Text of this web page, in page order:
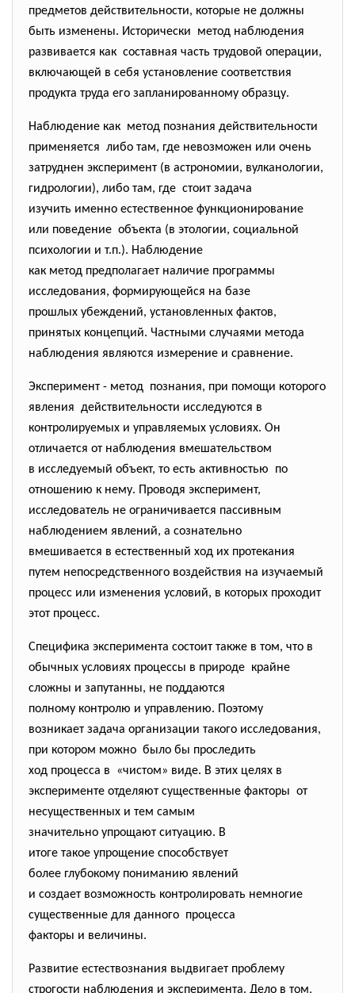
предметов действительности, которые не должны
быть изменены. Исторически метод наблюдения
развивается как составная часть трудовой операции,
включающей в себя установление соответствия
продукта труда его запланированному образцу.
Наблюдение как метод познания действительности
применяется либо там, где невозможен или очень
затруднен эксперимент (в астрономии, вулканологии,
гидрологии), либо там, где стоит задача
изучить именно естественное функционирование
или поведение объекта (в этологии, социальной
психологии и т.п.). Наблюдение
как метод предполагает наличие программы
исследования, формирующейся на базе
прошлых убеждений, установленных фактов,
принятых концепций. Частными случаями метода
наблюдения являются измерение и сравнение.
Эксперимент - метод познания, при помощи которого
явления действительности исследуются в
контролируемых и управляемых условиях. Он
отличается от наблюдения вмешательством
в исследуемый объект, то есть активностью по
отношению к нему. Проводя эксперимент,
исследователь не ограничивается пассивным
наблюдением явлений, а сознательно
вмешивается в естественный ход их протекания
путем непосредственного воздействия на изучаемый
процесс или изменения условий, в которых проходит
этот процесс.
Специфика эксперимента состоит также в том, что в
обычных условиях процессы в природе крайне
сложны и запутанны, не поддаются
полному контролю и управлению. Поэтому
возникает задача организации такого исследования,
при котором можно было бы проследить
ход процесса в «чистом» виде. В этих целях в
эксперименте отделяют существенные факторы от
несущественных и тем самым
значительно упрощают ситуацию. В
итоге такое упрощение способствует
более глубокому пониманию явлений
и создает возможность контролировать немногие
существенные для данного процесса
факторы и величины.
Развитие естествознания выдвигает проблему
строгости наблюдения и эксперимента. Дело в том,